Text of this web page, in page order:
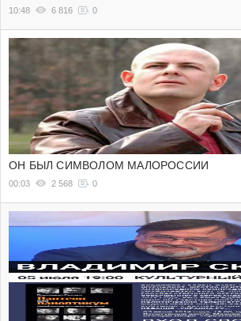
10:48 6 816 0
ОН БЫЛ СИМВОЛОМ МАЛОРОССИИ
00:03 2 568 0